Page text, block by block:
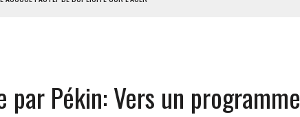
LA GRANDE CÔTE D’IVOIRE
POUR L’INDÉPENDANCE
Pékin: Vers un programme